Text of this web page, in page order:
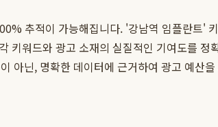
추적이 가능해집니다. '강남역 임플란트'
워드와 광고 소재의 실질적인 기여도를 정
아닌, 명확한 데이터에 근거하여 광고 예산